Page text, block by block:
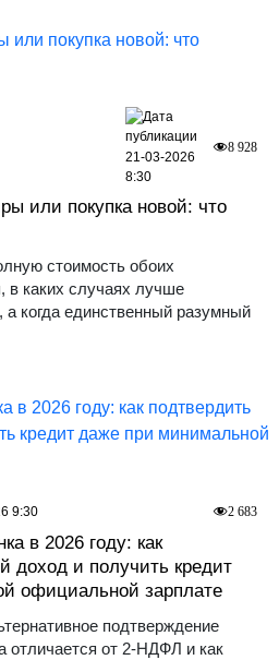
или покупка новой: что
стоимость обоих
в каких случаях лучше
а когда единственный разумный
8 928
21-03-2026
8:30
в 2026 году: как
доход и получить кредит
официальной зарплате
подтверждение
отличается от 2-НДФЛ и как
2 683
9:30